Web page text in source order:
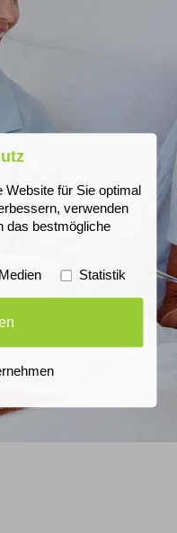
für Sie optimal
verwenden
das bestmögliche
Statistik